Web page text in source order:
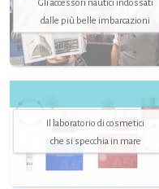
Gli accessori nautici indossati
dalle più belle imbarcazioni
Il laboratorio di cosmetici
che si specchia in mare